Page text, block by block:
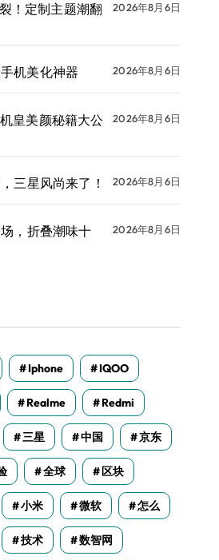
！定制主题潮翻
2026年8月6日
机美化神器 2026年8月6日
皇美颜秘籍大公
2026年8月6日
三星风尚来了！ 2026年8月6日
，折叠潮味十
2026年8月6日
Iphone IQOO
Realme Redmi
三星 中国 京东
全球 区块
小米 微软 怎么
技术 数智网